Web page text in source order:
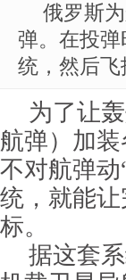
俄罗斯
弹。在投
统，然后飞
为了让
航弹）加
不对航弹
统，就能
标。
据这套